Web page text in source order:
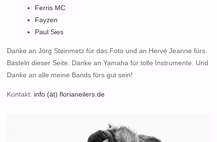
Ferris MC
Fayzen
Paul Sies
Danke an Jörg Steinmetz für das Foto und an Hervé Jeanne fürs
Basteln dieser Seite. Danke an Yamaha für tolle Instrumente. Und
Danke an alle meine Bands fürs gut sein!
Kontakt: info (ät) florianeilers.de